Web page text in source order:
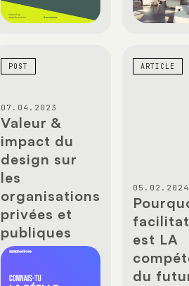
POST
07.04.2023
Valeur &
impact du
design sur
les
organisations
privées et
publiques
ARTICLE
05.02.2024
est LA
du